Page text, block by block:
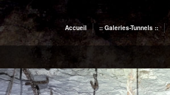
Accueil :: Galeries-Tunnels ::